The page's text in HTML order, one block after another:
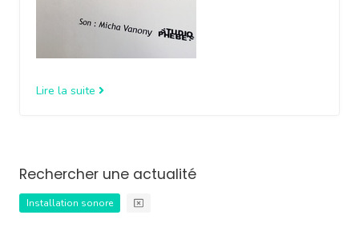
Lire la suite
Rechercher une actualité
Installation sonore